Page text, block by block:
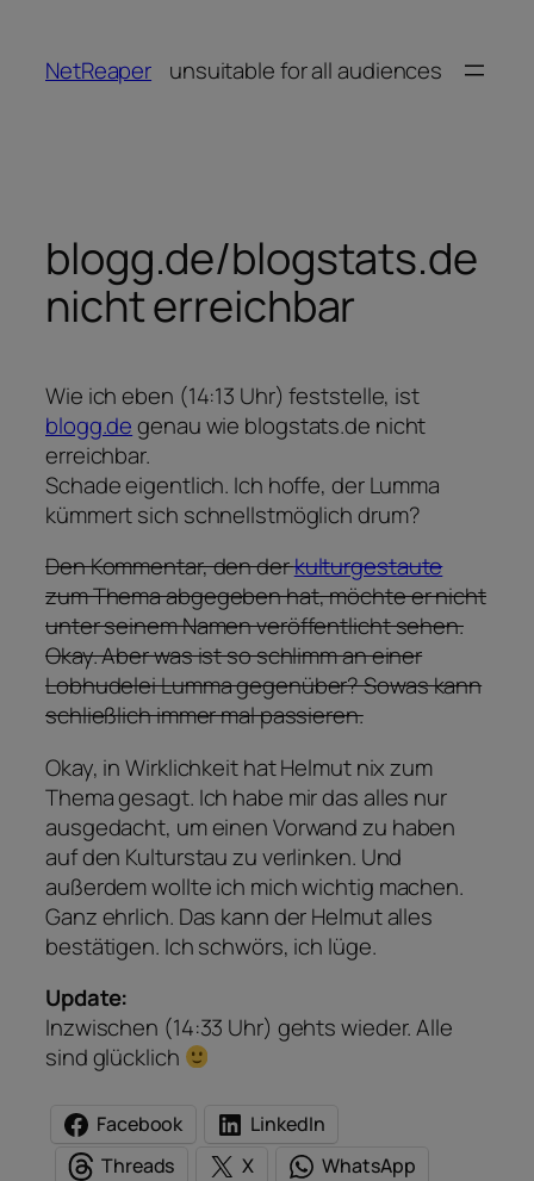
springen
NetReaper unsuitable for all audiences
blogg.de/blogstats.de
nicht erreichbar
Wie ich eben (14:13 Uhr) feststelle, ist
blogg.degenau wie blogstats.de nicht
erreichbar.
Schade eigentlich. Ich hoffe, der Lumma
kümmert sich schnellstmöglich drum?
Den Kommentar, den derkulturgestaute
zum Thema abgegeben hat, möchte er nicht
unter seinem Namen veröffentlicht sehen.
Okay. Aber was ist so schlimm an einer
Lobhudelei Lumma gegenüber? Sowas kann
schließlich immer mal passieren.
Okay, in Wirklichkeit hat Helmut nix zum
Thema gesagt. Ich habe mir das alles nur
ausgedacht, um einen Vorwand zu haben
auf den Kulturstau zu verlinken. Und
außerdem wollte ich mich wichtig machen.
Ganz ehrlich. Das kann der Helmut alles
bestätigen. Ich schwörs, ich lüge.
Update:
Inzwischen (14:33 Uhr) gehts wieder. Alle
sind glücklich
Facebook
LinkedIn
Threads
X WhatsApp